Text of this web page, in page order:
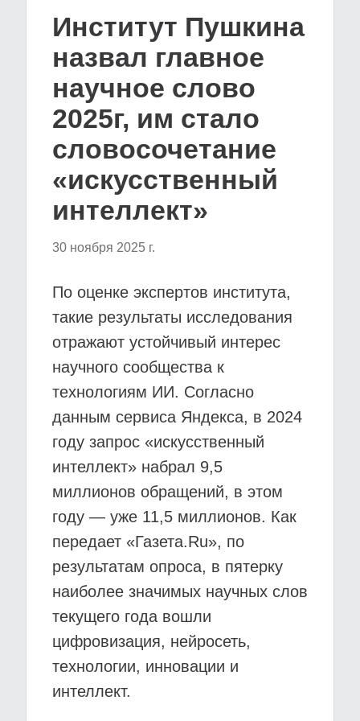
Институт Пушкина
назвал главное
научное слово
2025г, им стало
словосочетание
«искусственный
интеллект»
30 ноября 2025 г.
По оценке экспертов института,
такие результаты исследования
отражают устойчивый интерес
научного сообщества к
технологиям ИИ. Согласно
данным сервиса Яндекса, в 2024
году запрос «искусственный
интеллект» набрал 9,5
миллионов обращений, в этом
году — уже 11,5 миллионов. Как
передает «Газета.Ru», по
результатам опроса, в пятерку
наиболее значимых научных слов
текущего года вошли
цифровизация, нейросеть,
технологии, инновации и
интеллект.